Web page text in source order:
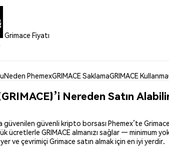
Grimace Fiyatı
Neden PhemexGRIMACE SaklamaGRIMACE Kullanma
Nereden Satın
güvenilen güvenli kripto borsası Phemex’te
ücretlerle GRIMACE almanızı sağlar — minimum
ve çevrimiçi Grimace satın almak için en iyi yerdir.